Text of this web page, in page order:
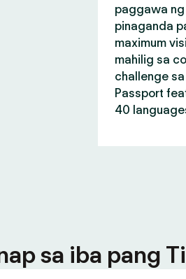
paggawa
pinaganda
maximum
mahilig sa
challenge
Passport
40
sa iba pang